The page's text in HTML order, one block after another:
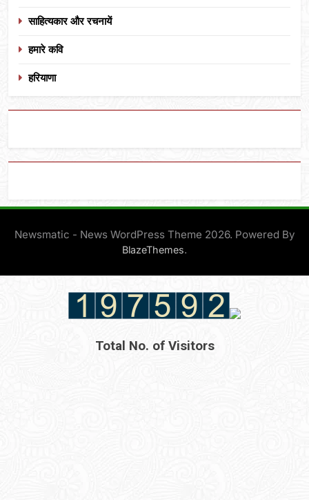
साहित्यकार और रचनायें
हमारे कवि
हरियाणा
Newsmatic - News WordPress Theme 2026. Powered By
BlazeThemes.
Total No. of Visitors